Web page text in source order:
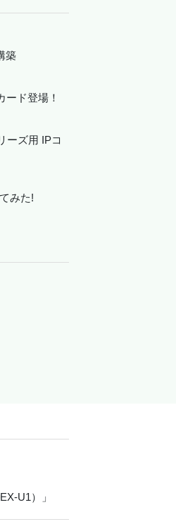
築
ード登場！
ーズ用 IPコ
みた!
U1）」